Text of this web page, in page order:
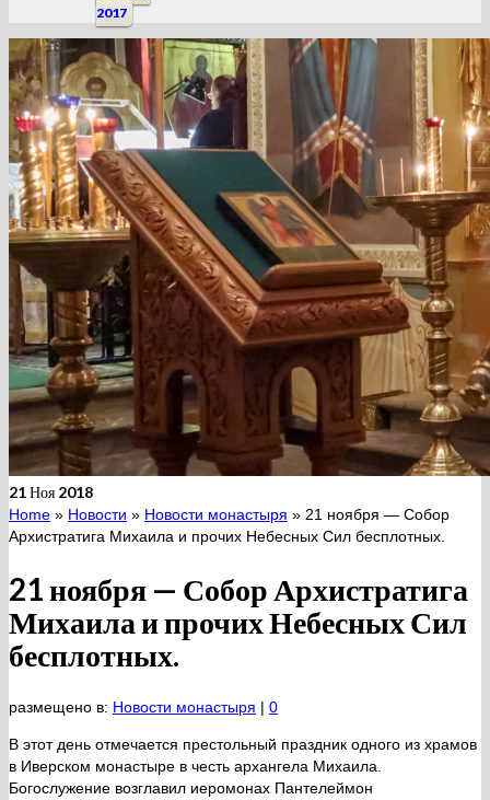
2017
21Ноя 2018
Home » Новости » Новости монастыря » 21 ноября — Собор
Архистратига Михаила и прочих Небесных Сил бесплотных.
21 ноября — Собор Архистратига
Михаила и прочих Небесных Сил
бесплотных.
размещено в: Новости монастыря | 0
В этот день отмечается престольный праздник одного из храмов
в Иверском монастыре в честь архангела Михаила.
Богослужение возглавил иеромонах Пантелеймон